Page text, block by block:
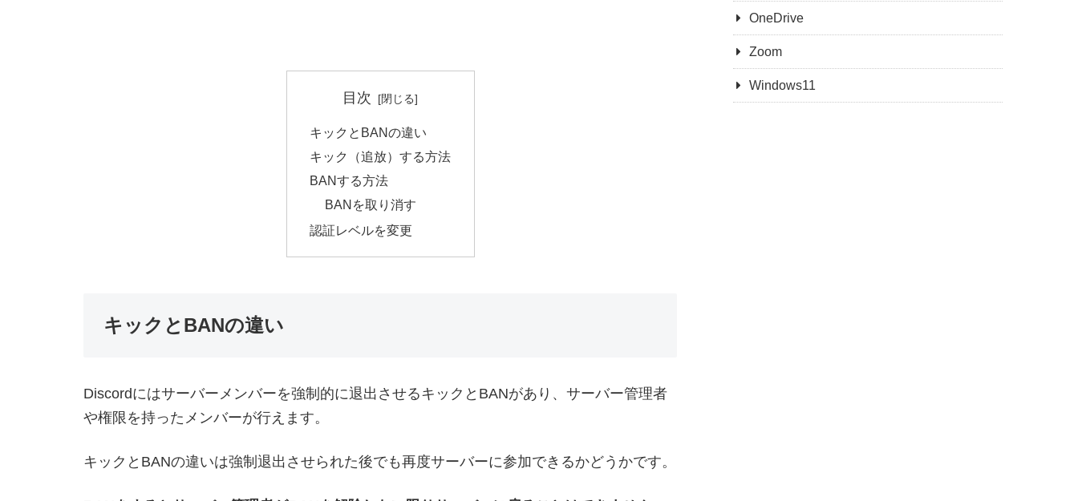
目次
キックとBANの違い
キック（追放）する方法
BANする方法
BANを取り消す
認証レベルを変更
キックとBANの違い
Discordにはサーバーメンバーを強制的に退出させるキックとBANがあり、サーバー管理者
や権限を持ったメンバーが行えます。
キックとBANの違いは強制退出させられた後でも再度サーバーに参加できるかどうかです。
OneDrive
Zoom
Windows11